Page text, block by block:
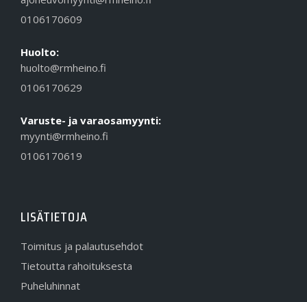
0106170609
Huolto:
huolto@rmheino.fi
0106170629
Varuste- ja varaosamyynti:
myynti@rmheino.fi
0106170619
LISÄTIETOJA
Toimitus ja palautusehdot
Tietoutta rahoituksesta
Puheluhinnat